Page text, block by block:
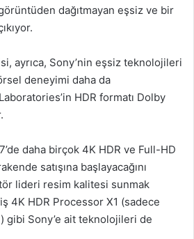
dağıtmayan eşsiz ve bir
ayrıca, Sony’nin eşsiz teknolojileri
deneyimi daha da
HDR formatı Dolby
daha birçok 4K HDR ve Full-HD
satışına başlayacağını
lideri resim kalitesi sunmak
4K HDR Processor X1 (sadece
gibi Sony’e ait teknolojileri de